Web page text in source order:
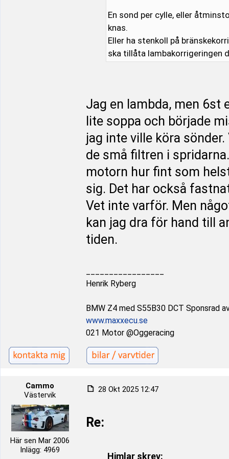
En sond per cylle, eller
knas.
Eller ha stenkoll på
ska tillåta lambakorrigeringen
Jag en lambda, men 6st
lite soppa och började
jag inte ville köra
de små filtren i
motorn hur fint som
sig. Det har också
Vet inte varför. Men
kan jag dra för hand till
tiden.
Henrik Ryberg
BMW Z4 med S55B30 DCT Sponsrad
www.maxxecu.se
021 Motor @Oggeracing
Cammo
Västervik
Här sen Mar 2006
Inlägg: 4969
28 Okt 2025 12:47
Re:
Himlar skrev: